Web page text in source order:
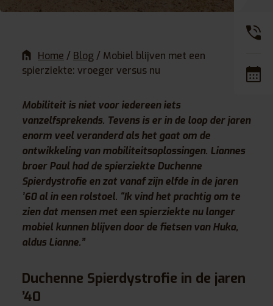
Home / Blog / Mobiel blijven met een
spierziekte: vroeger versus nu
Mobiliteit is niet voor iedereen iets
vanzelfsprekends. Tevens is er in de loop der jaren
enorm veel veranderd als het gaat om de
ontwikkeling van mobiliteitsoplossingen. Liannes
broer Paul had de spierziekte Duchenne
Spierdystrofie en zat vanaf zijn elfde in de jaren
’60 al in een rolstoel. “Ik vind het prachtig om te
zien dat mensen met een spierziekte nu langer
mobiel kunnen blijven door de fietsen van Huka,
aldus Lianne.”
Duchenne Spierdystrofie in de jaren
’40